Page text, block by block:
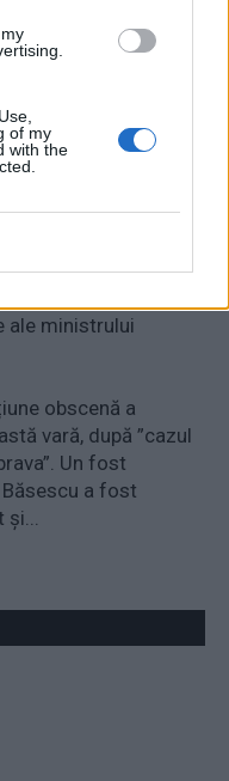
of my
with the
după ororile
aduse legii.
consecințe
PNRR, de către
PSD-AUR:
de euro și nu
ale ministrului
obscenă a
vară, după ”cazul
Un fost
a fost